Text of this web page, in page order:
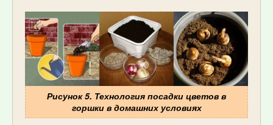
Рисунок 5. Технология посадки цветов в
горшки в домашних условиях